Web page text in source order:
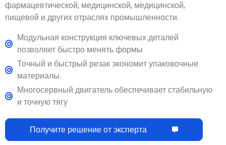
Модульная конструкция ключевых деталей
позволяет быстро менять формы
Точный и быстрый резак экономит упаковочные
материалы.
Многосервный двигатель обеспечивает стабильную
и точную тягу
Получите решение от эксперта